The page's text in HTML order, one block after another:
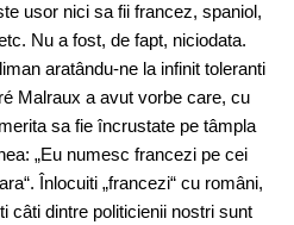
usor nici sa fii francez, spaniol,
Nu a fost, de fapt, niciodata.
aratându-ne la infinit toleranti
Malraux a avut vorbe care, cu
sa fie încrustate pe tâmpla
„Eu numesc francezi pe cei
Înlocuiti „francezi“ cu români,
câti dintre politicienii nostri sunt